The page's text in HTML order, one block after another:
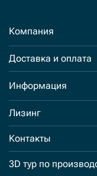
Компания
Доставка и оплата
Информация
Лизинг
Контакты
3D тур по